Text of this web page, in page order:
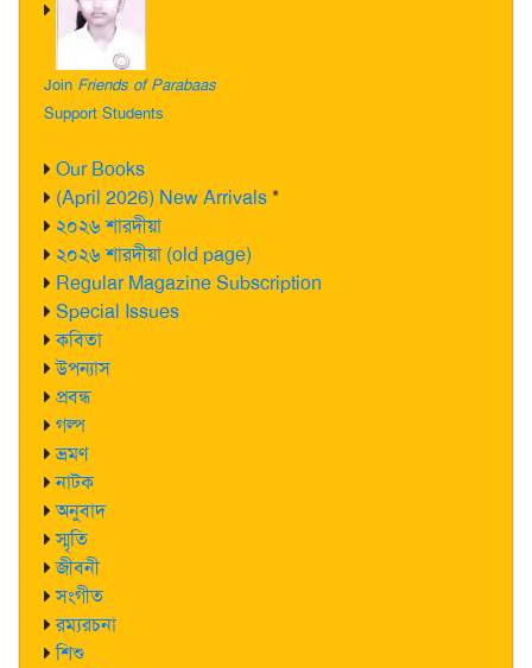
Join Friends of Parabaas
Support Students
Our Books
(April 2026) New Arrivals*
২০২৬ শারদীয়া
২০২৬ শারদীয়া (old page)
Regular Magazine Subscription
Special Issues
কবিতা
উপন্যাস
প্রবন্ধ
গল্প
ভ্রমণ
নাটক
অনুবাদ
স্মৃতি
জীবনী
সংগীত
রম্যরচনা
শিশু